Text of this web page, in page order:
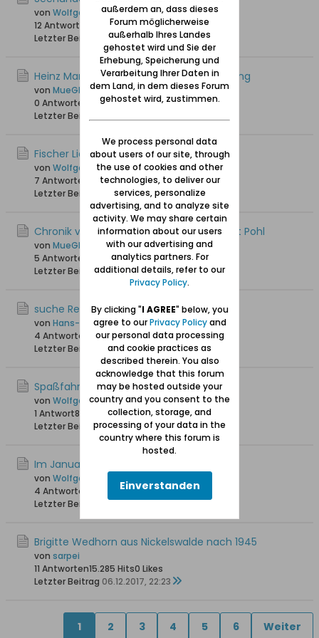
von Wolfgang
12 Antworten
8.731 Hits0 Likes
Letzter Beitrag
23.03.2023, 17:52
Heinz Mandey spricht das Platt der Nehrung
von MueGlo
0 Antworten
8.295 Hits0 Likes
Letzter Beitrag
Fischer Lietzows Leben
von Wolfgang
7 Antworten
18.456 Hits0 Likes
Letzter Beitrag
13.09.2021, 21:03
Chronik von Nickelswalde von Heinz Albert Pohl
von MueGlo
5 Antworten
20.114 Hits0 Likes
Letzter Beitrag08.12.2019, 19:34
suche Rezept "Rollplatz"
von Hans-Joachim
4 Antworten
10.227 Hits0 Likes
Letzter Beitrag
04.09.2019, 15:23
Spaßfahrt auf der Weichsel
von Wolfgang
1 Antwort8.779 Hits0 Likes
Letzter Beitrag28.08.2018, 20:08
Im Januar 2017 an der Weichsel
von Wolfgang
4 Antworten
10.595 Hits0 Likes
Letzter Beitrag
13.01.2018, 01:33
Brigitte Wedhorn aus Nickelswalde nach 1945
von sarpei
11 Antworten15.285 Hits0 Likes
Letzter Beitrag 06.12.2017, 22:23
1 2 3 4 5 6 Weiter
außerdem an, dass dieses
Forum möglicherweise
außerhalb Ihres Landes
gehostet wird und Sie der
Erhebung, Speicherung und
Verarbeitung Ihrer Daten in
dem Land, in dem dieses Forum
gehostet wird, zustimmen.
We process personal data
about users of our site, through
the use of cookies and other
technologies, to deliver our
services, personalize
advertising, and to analyze site
activity. We may share certain
information about our users
with our advertising and
analytics partners. For
additional details, refer to our
Privacy Policy.
By clicking "I AGREE" below, you
agree to ourPrivacy Policyand
our personal data processing
and cookie practices as
described therein. You also
acknowledge that this forum
may be hosted outside your
country and you consent to the
collection, storage, and
processing of your data in the
country where this forum is
hosted.
Einverstanden